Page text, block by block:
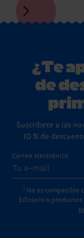
¿Te
de
Suscríbete a las
10 % de
Correo electrónico
* No es compatible
Editions o productos